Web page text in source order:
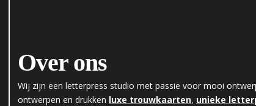
Over ons
Wij zijn een letterpress studio met passie voor mooi
ontwerpen en drukken luxe trouwkaarten, unieke